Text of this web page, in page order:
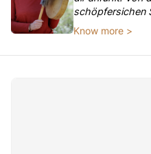
schöpfersichen
Know more >